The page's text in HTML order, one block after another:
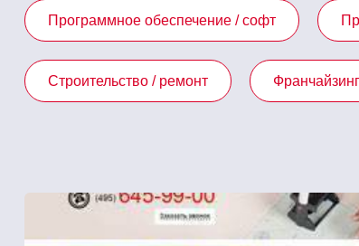
Программное обеспечение / софт
Строительство / ремонт Франчайзинг